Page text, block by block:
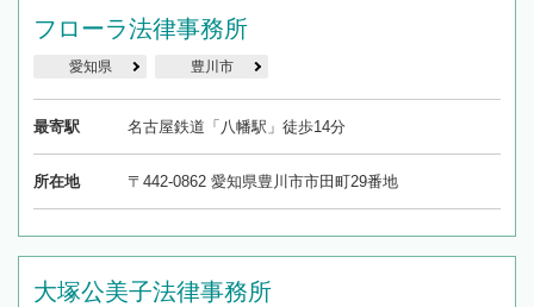
フローラ法律事務所
愛知県 豊川市
最寄駅 名古屋鉄道「八幡駅」徒歩14分
所在地 〒442-0862 愛知県豊川市市田町29番地
大塚公美子法律事務所